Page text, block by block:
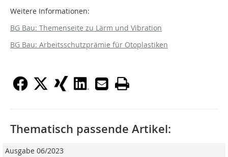
Weitere Informationen:
BG Bau: Themenseite zu Lärm und Vibration
BG Bau: Arbeitsschutzprämie für Otoplastiken
Thematisch passende Artikel:
Ausgabe 06/2023